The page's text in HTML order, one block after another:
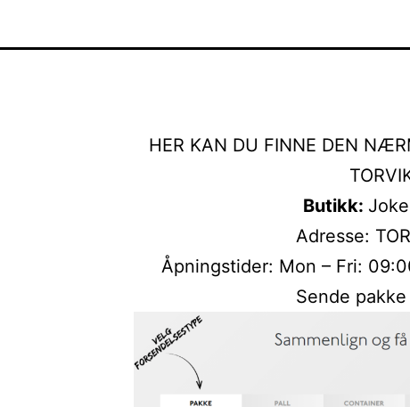
HER KAN DU FINNE DEN
Butikk:
Adresse:
Åpningstider: Mon – Fri:
Sende